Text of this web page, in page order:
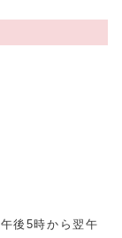
後5時から翌午